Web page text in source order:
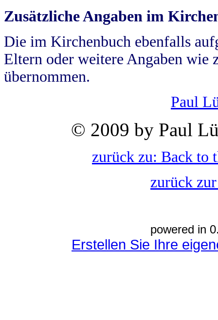
Zusätzliche Angaben im
Die im Kirchenbuch ebenfalls
Eltern oder weitere Angaben wie
übernommen.
Paul
© 2009 by Paul
zurück zu: Back to
zurück
powered in
Erstellen Sie Ihre